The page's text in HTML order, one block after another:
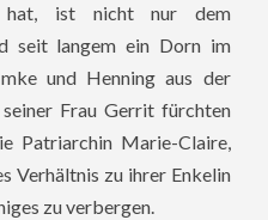
hat, ist nicht nur dem
seit langem ein Dorn im
und Henning aus der
Frau Gerrit fürchten
Patriarchin Marie-Claire,
Verhältnis zu ihrer Enkelin
zu verbergen.